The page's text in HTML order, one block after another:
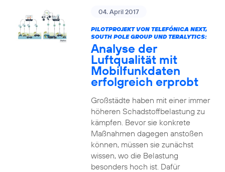
04. April 2017
PILOTPROJEKT VON TELEFÓNICA NEXT,
SOUTH POLE GROUP UND TERALYTICS:
Analyse der
Luftqualität mit
Mobilfunkdaten
erfolgreich erprobt
Großstädte haben mit einer immer
höheren Schadstoffbelastung zu
kämpfen. Bevor sie konkrete
Maßnahmen dagegen anstoßen
können, müssen sie zunächst
wissen, wo die Belastung
besonders hoch ist. Dafür